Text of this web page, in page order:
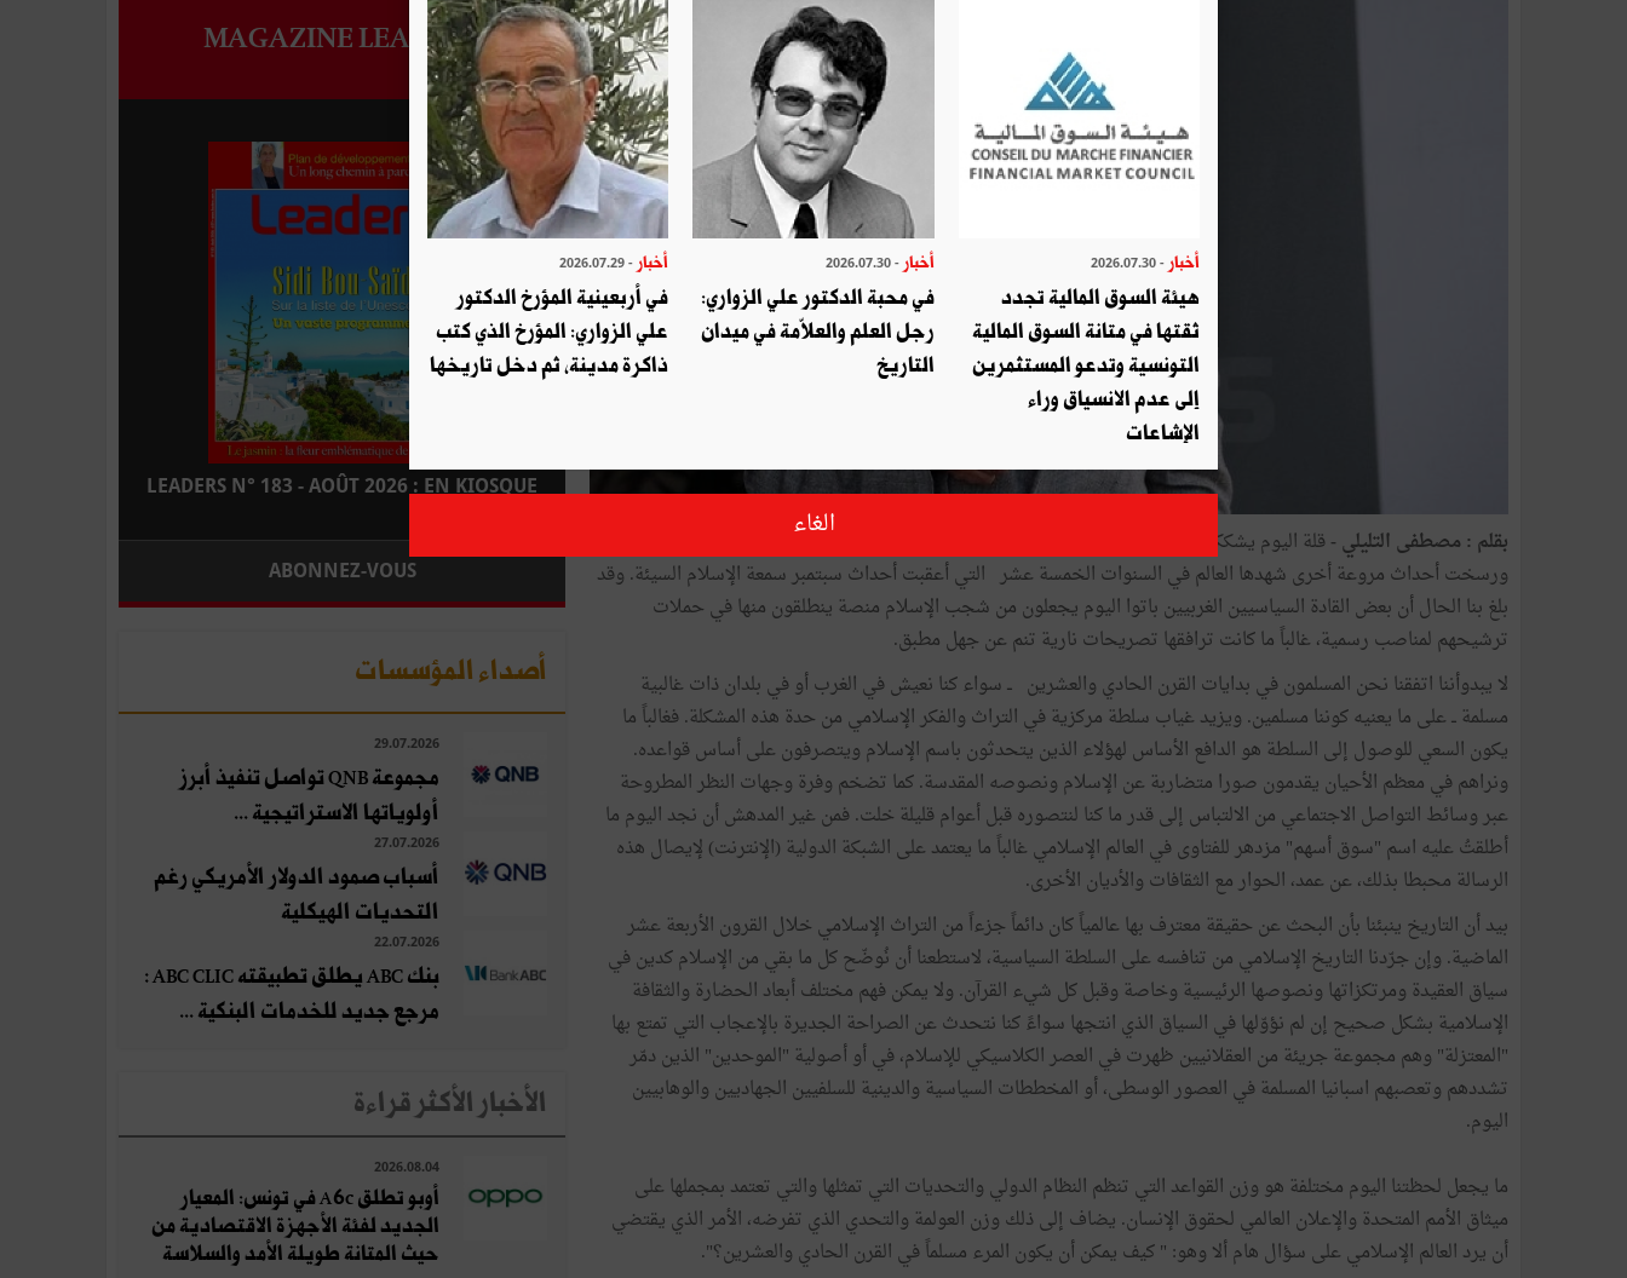
بقلم : مصطفى التليلي -
ورسخت أحداث مروعة أخرى شهدها العالم في السنوات الخمسة عشر التي أعقبت أحداث سبتمبر سمعة الإسلام السيئة. وقد
بلغ بنا الحال أن بعض القادة السياسيين الغربيين باتوا اليوم يجعلون من شجب الإسلام منصة ينطلقون منها في حملات
ترشيحهم لمناصب رسمية، غالباً ما كانت ترافقها تصريحات نارية تنم عن جهل مطبق.
لا يبدوأننا اتفقنا نحن المسلمون في بدايات القرن الحادي والعشرين ــ سواء كنا نعيش في الغرب أو في بلدان ذات غالبية
مسلمة ــ على ما يعنيه كوننا مسلمين. ويزيد غياب سلطة مركزية في التراث والفكر الإسلامي من حدة هذه المشكلة. فغالباً ما
يكون السعي للوصول إلى السلطة هو الدافع الأساس لهؤلاء الذين يتحدثون باسم الإسلام ويتصرفون على أساس قواعده.
ونراهم في معظم الأحيان يقدمون صورا متضاربة عن الإسلام ونصوصه المقدسة. كما تضخم وفرة وجهات النظر المطروحة
عبر وسائط التواصل الاجتماعي من الالتباس إلى قدر ما كنا لنتصوره قبل أعوام قليلة خلت. فمن غير المدهش أن نجد اليوم ما
أطلقتُ عليه اسم "سوق أسهم" مزدهر للفتاوى في العالم الإسلامي غالباً ما يعتمد على الشبكة الدولية (الإنترنت) لإيصال هذه
الرسالة محبطا بذلك، عن عمد، الحوار مع الثقافات والأديان الأخرى.
بيد أن التاريخ ينبئنا بأن البحث عن حقيقة معترف بها عالمياً كان دائماً جزءاً من التراث الإسلامي خلال القرون الأربعة عشر
الماضية. وإن جرّدنا التاريخ الإسلامي من تنافسه على السلطة السياسية، لاستطعنا أن نُوضّح كل ما بقي من الإسلام كدين في
سياق العقيدة ومرتكزاتها ونصوصها الرئيسية وخاصة وقبل كل شيء القرآن. ولا يمكن فهم مختلف أبعاد الحضارة والثقافة
الإسلامية بشكل صحيح إن لم نؤوّلها في السياق الذي انتجها سواءً كنا نتحدث عن الصراحة الجديرة بالإعجاب التي تمتع بها
"المعتزلة" وهم مجموعة جريئة من العقلانيين ظهرت في العصر الكلاسيكي للإسلام، في أو أصولية "الموحدين" الذين دمّر
تشددهم وتعصبهم اسبانيا المسلمة في العصور الوسطى، أو المخططات السياسية والدينية للسلفيين الجهاديين والوهابيين
اليوم.
ما يجعل لحظتنا اليوم مختلفة هو وزن القواعد التي تنظم النظام الدولي والتحديات التي تمثلها والتي تعتمد بمجملها على
ميثاق الأمم المتحدة والإعلان العالمي لحقوق الإنسان. يضاف إلى ذلك وزن العولمة والتحدي الذي تفرضه، الأمر الذي يقتضي
أن يرد العالم الإسلامي على سؤال هام ألا وهو: " كيف يمكن أن يكون المرء مسلماً في القرن الحادي والعشرين؟".
MAGAZINE LEADERS
LEADERS N° 183 - AOÛT 2026 : EN KIOSQUE
ABONNEZ-VOUS
أصداء المؤسسات
29.07.2026
مجموعة QNB تواصل تنفيذ أبرز
أولوياتها الاستراتيجية ...
27.07.2026
أسباب صمود الدولار الأمريكي رغم
التحديات الهيكلية
22.07.2026
بنك ABC يطلق تطبيقته ABC CLIC :
مرجع جديد للخدمات البنكية ...
الأخبار الأكثر قراءة
2026.08.04
أوبو تطلق A6c في تونس: المعيار
الجديد لفئة الأجهزة الاقتصادية من
حيث المتانة طويلة الأمد والسلاسة
أخبار - 2026.07.30
هيئة السوق المالية تجدد
ثقتها في متانة السوق المالية
التونسية وتدعو المستثمرين
إلى عدم الانسياق وراء
الإشاعات
أخبار - 2026.07.30
في محبة الدكتور علي الزواري:
رجل العلم والعلاّمة في ميدان
التاريخ
أخبار - 2026.07.29
في أربعينية المؤرخ الدكتور
علي الزواري: المؤرخ الذي كتب
ذاكرة مدينة، ثم دخل تاريخها
الغاء